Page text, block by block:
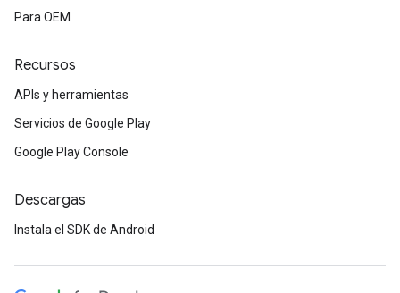
Para OEM
Recursos
APIs y herramientas
Servicios de Google Play
Google Play Console
Descargas
Instala el SDK de Android